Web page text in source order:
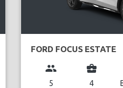
FORD FOCUS ESTATE
group
5
business_center
4